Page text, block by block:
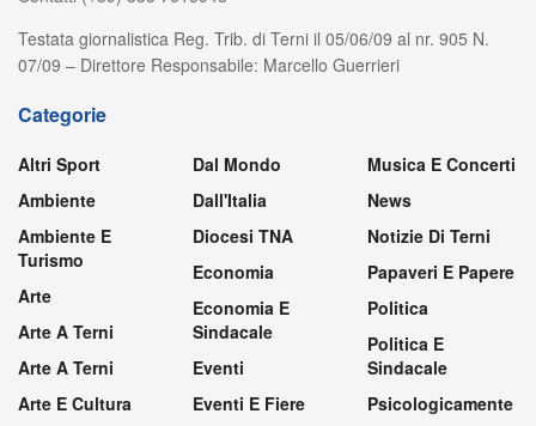
Testata giornalistica Reg. Trib. di Terni il 05/06/09 al nr. 905 N.
07/09 – Direttore Responsabile: Marcello Guerrieri
Categorie
Altri Sport
Ambiente
Ambiente E
Turismo
Arte
Arte A Terni
Arte A Terni
Arte E Cultura
Dal Mondo
Dall'Italia
Diocesi TNA
Economia
Economia E
Sindacale
Eventi
Eventi E Fiere
Musica E Concerti
News
Notizie Di Terni
Papaveri E Papere
Politica
Politica E
Sindacale
Psicologicamente